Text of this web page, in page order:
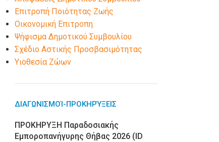
Επιτροπή Ποιότητας Ζωής
Οικονομική Επιτροπη
Ψήφισμα Δημοτικού Συμβουλίου
Σχέδιο Αστικής Προσβασιμότητας
Υιοθεσία Ζώων
ΔΙΑΓΩΝΙΣΜΟΊ-ΠΡΟΚΗΡΎΞΕΙΣ
ΠΡΟΚΗΡΥΞΗ Παραδοσιακής
Εμποροπανήγυρης Θήβας 2026 (ID